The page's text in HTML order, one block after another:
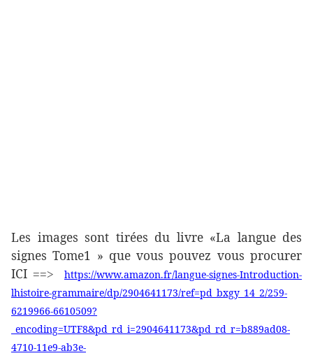
Les images sont tirées du livre «La langue des
signes Tome1 » que vous pouvez vous procurer
ICI ==>
https://www.amazon.fr/langue-signes-Introduction-
lhistoire-grammaire/dp/2904641173/ref=pd_bxgy_14_2/259-
6219966-6610509?
_encoding=UTF8&pd_rd_i=2904641173&pd_rd_r=b889ad08-
4710-11e9-ab3e-